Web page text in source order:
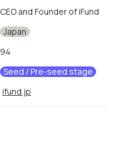
CEO and Founder of iFund
Japan
94
Seed / Pre-seed stage
ifund.jp